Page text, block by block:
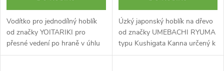
k
t
k
t
Vodítko pro jednodílný hoblík
od značky YOITARIKI pro
přesné vedení po hraně v úhlu
45° a 90°.
Úzký japonský hoblík na dřevo
od značky UMEBACHI RYUMA
typu Kushigata Kanna určený k
srovnávání vnitřní strany drážek